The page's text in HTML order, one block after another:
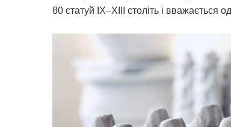
80 статуй IX–XIII століть і вважається